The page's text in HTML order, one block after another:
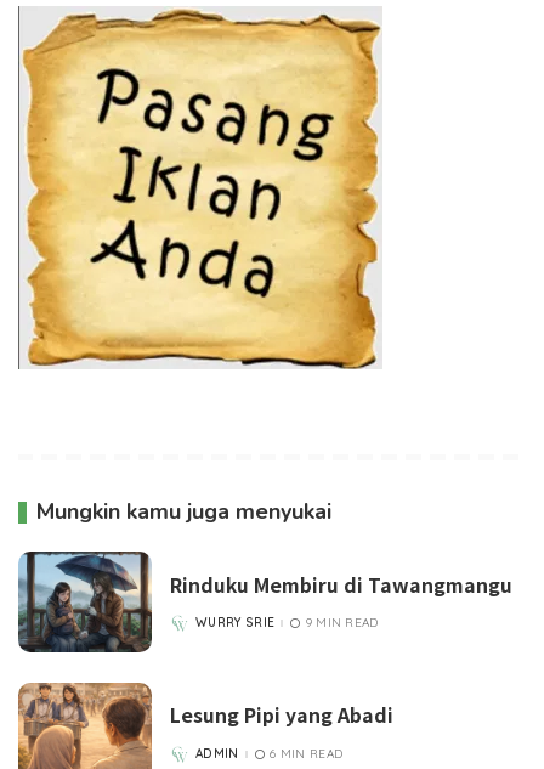
Mungkin kamu juga menyukai
Rinduku Membiru di Tawangmangu
POSTED
WURRY SRIE 9 MIN READ
Lesung Pipi yang Abadi
POSTED
ADMIN 6 MIN READ